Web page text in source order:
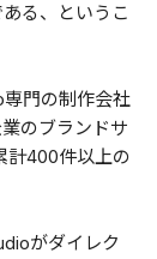
る、というこ
門の制作会社
のブランドサ
計400件以上の
がダイレク